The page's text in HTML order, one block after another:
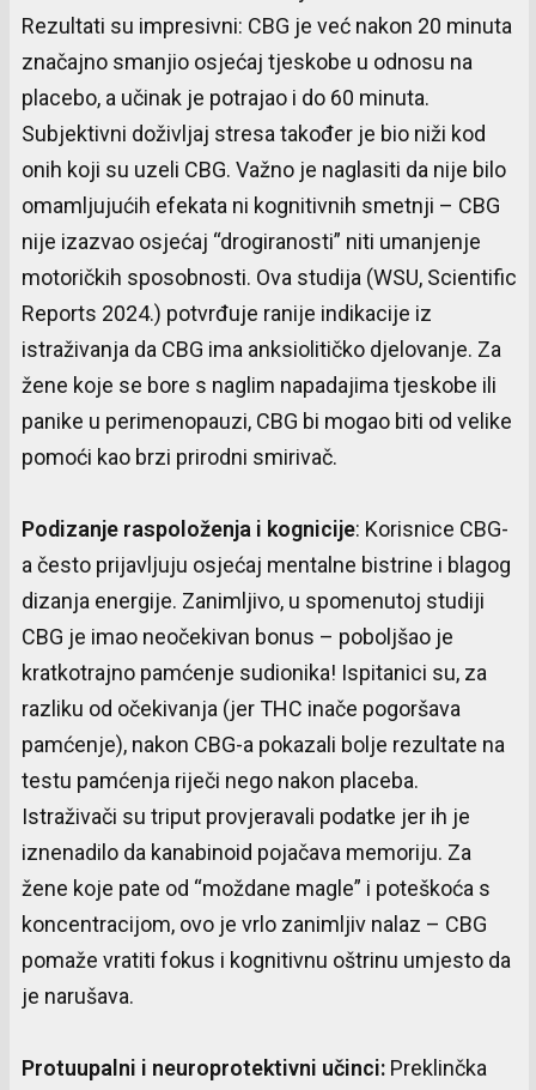
Rezultati su impresivni: CBG je već nakon 20 minuta
značajno smanjio osjećaj tjeskobe u odnosu na
placebo, a učinak je potrajao i do 60 minuta.
Subjektivni doživljaj stresa također je bio niži kod
onih koji su uzeli CBG. Važno je naglasiti da nije bilo
omamljujućih efekata ni kognitivnih smetnji – CBG
nije izazvao osjećaj “drogiranosti” niti umanjenje
motoričkih sposobnosti. Ova studija (WSU, Scientific
Reports 2024.) potvrđuje ranije indikacije iz
istraživanja da CBG ima anksiolitičko djelovanje. Za
žene koje se bore s naglim napadajima tjeskobe ili
panike u perimenopauzi, CBG bi mogao biti od velike
pomoći kao brzi prirodni smirivač.
Podizanje raspoloženja i kognicije: Korisnice CBG-
a često prijavljuju osjećaj mentalne bistrine i blagog
dizanja energije. Zanimljivo, u spomenutoj studiji
CBG je imao neočekivan bonus – poboljšao je
kratkotrajno pamćenje sudionika! Ispitanici su, za
razliku od očekivanja (jer THC inače pogoršava
pamćenje), nakon CBG-a pokazali bolje rezultate na
testu pamćenja riječi nego nakon placeba.
Istraživači su triput provjeravali podatke jer ih je
iznenadilo da kanabinoid pojačava memoriju. Za
žene koje pate od “moždane magle” i poteškoća s
koncentracijom, ovo je vrlo zanimljiv nalaz – CBG
pomaže vratiti fokus i kognitivnu oštrinu umjesto da
je narušava.
Protuupalni i neuroprotektivni učinci: Preklinčka